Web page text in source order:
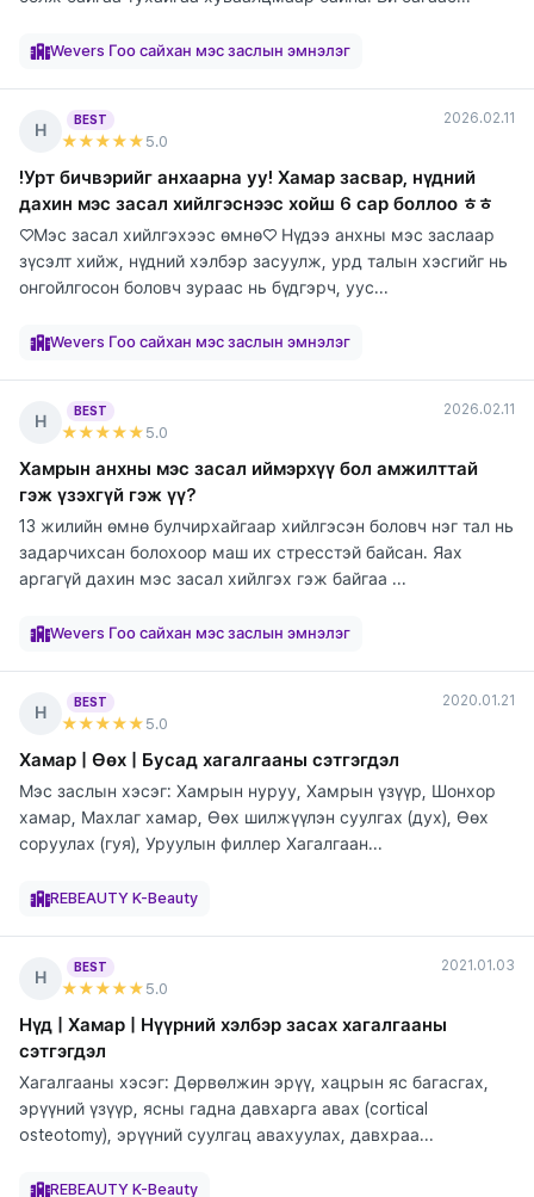
Wevers Гоо сайхан мэс заслын эмнэлэг
Н
BEST
★★★★★ 5.0
2026.02.11
!Урт бичвэрийг анхаарна уу! Хамар засвар, нүдний
дахин мэс засал хийлгэснээс хойш 6 сар боллоо ㅎㅎ
♡Мэс засал хийлгэхээс өмнө♡ Нүдээ анхны мэс заслаар
зүсэлт хийж, нүдний хэлбэр засуулж, урд талын хэсгийг нь
онгойлгосон боловч зураас нь бүдгэрч, уус...
Wevers Гоо сайхан мэс заслын эмнэлэг
Н
BEST
★★★★★ 5.0
2026.02.11
Хамрын анхны мэс засал иймэрхүү бол амжилттай
гэж үзэхгүй гэж үү?
13 жилийн өмнө булчирхайгаар хийлгэсэн боловч нэг тал нь
задарчихсан болохоор маш их стресстэй байсан. Яах
аргагүй дахин мэс засал хийлгэх гэж байгаа ...
Wevers Гоо сайхан мэс заслын эмнэлэг
Н
BEST
★★★★★ 5.0
2020.01.21
Хамар | Өөх | Бусад хагалгааны сэтгэгдэл
Мэс заслын хэсэг: Хамрын нуруу, Хамрын үзүүр, Шонхор
хамар, Махлаг хамар, Өөх шилжүүлэн суулгах (дух), Өөх
соруулах (гуя), Уруулын филлер Хагалгаан...
REBEAUTY K-Beauty
Н
BEST
★★★★★ 5.0
2021.01.03
Нүд | Хамар | Нүүрний хэлбэр засах хагалгааны
сэтгэгдэл
Хагалгааны хэсэг: Дөрвөлжин эрүү, хацрын яс багасгах,
эрүүний үзүүр, ясны гадна давхарга авах (cortical
osteotomy), эрүүний суулгац авахуулах, давхраа...
REBEAUTY K-Beauty